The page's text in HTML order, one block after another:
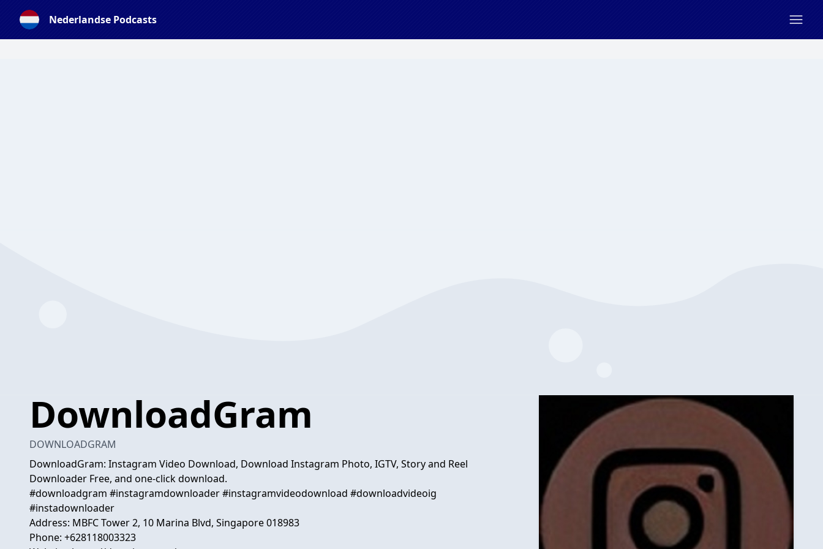
Nederlandse Podcasts
DownloadGram
DOWNLOADGRAM
DownloadGram: Instagram Video Download, Download Instagram Photo, IGTV, Story and Reel
Downloader Free, and one-click download.
#downloadgram #instagramdownloader #instagramvideodownload #downloadvideoig
#instadownloader
Address: MBFC Tower 2, 10 Marina Blvd, Singapore 018983
Phone: +628118003323